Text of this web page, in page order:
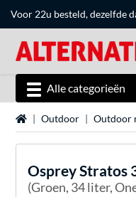
Voor 22u besteld, dezelfde
Alle categorieën
HomeOutdoor Outdoor
OspreyStratos
(Groen, 34 liter,